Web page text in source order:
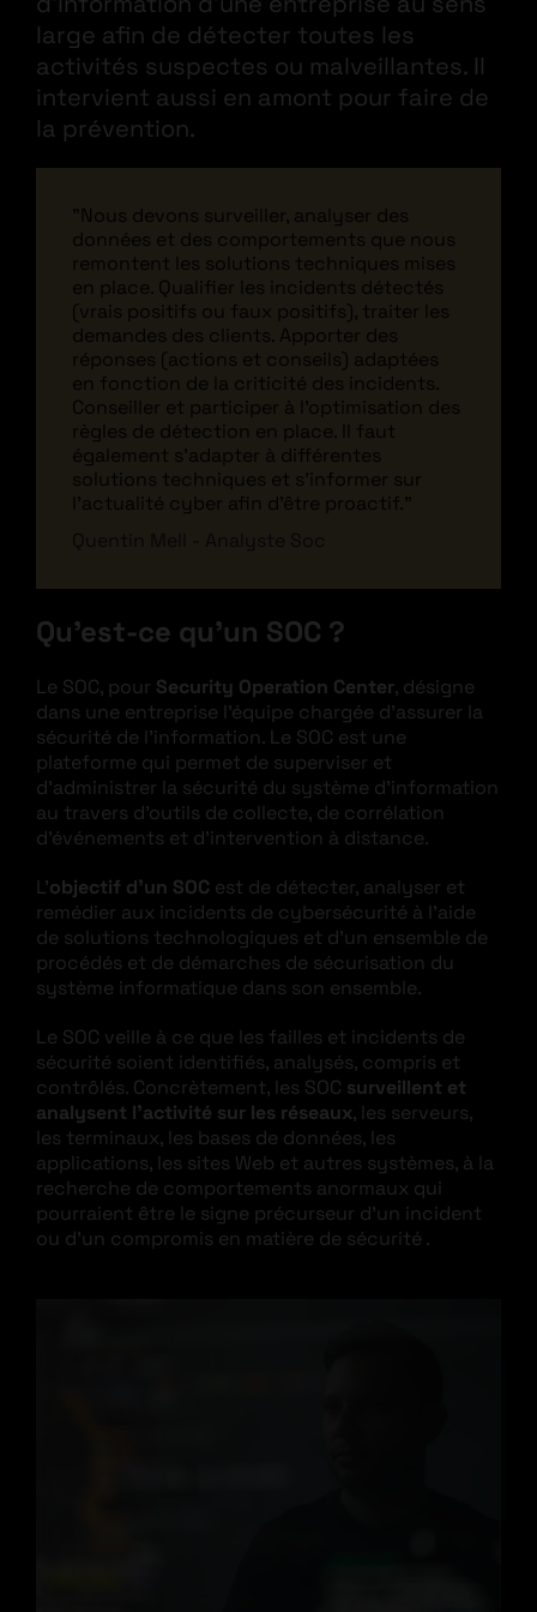
00101110
large afin de détecter toutes les
activités suspectes ou malveillantes. Il
intervient aussi en amont pour faire de
la prévention.
"Nous devons surveiller, analyser des
données et des comportements que nous
remontent les solutions techniques mises
en place. Qualifier les incidents détectés
(vrais positifs ou faux positifs), traiter les
demandes des clients. Apporter des
réponses (actions et conseils) adaptées
en fonction de la criticité des incidents.
Conseiller et participer à l'optimisation des
règles de détection en place. Il faut
également s'adapter à différentes
solutions techniques et s'informer sur
l'actualité cyber afin d'être proactif."
Qu’est-ce qu’un SOC ?
Le SOC, pour Security Operation Center, désigne
dans une entreprise l’équipe chargée d’assurer la
sécurité de l’information. Le SOC est une
plateforme qui permet de superviser et
d’administrer la sécurité du système d’information
au travers d’outils de collecte, de corrélation
d’événements et d’intervention à distance.
L’objectif d’un SOC est de détecter, analyser et
remédier aux incidents de cybersécurité à l’aide
de solutions technologiques et d’un ensemble de
procédés et de démarches de sécurisation du
système informatique dans son ensemble.
Le SOC veille à ce que les failles et incidents de
sécurité soient identifiés, analysés, compris et
contrôlés. Concrètement, les SOC surveillent et
analysent l’activité sur les réseaux, les serveurs,
les terminaux, les bases de données, les
applications, les sites Web et autres systèmes, à la
recherche de comportements anormaux qui
pourraient être le signe précurseur d’un incident
ou d’un compromis en matière de sécurité .